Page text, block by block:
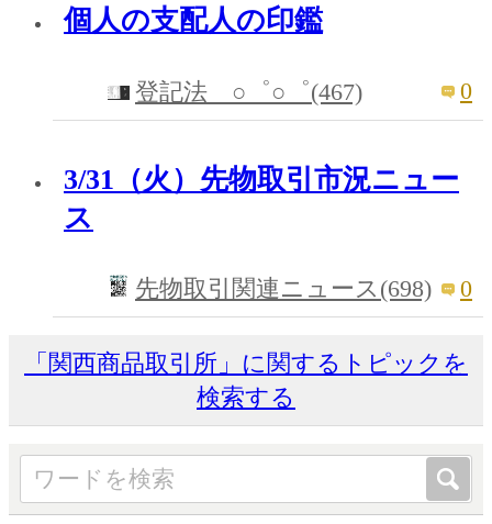
個人の支配人の印鑑
登記法 ○゜○゜(467) 0
3/31（火）先物取引市況ニュー
ス
先物取引関連ニュース(698) 0
「関西商品取引所」に関するトピックを
検索する